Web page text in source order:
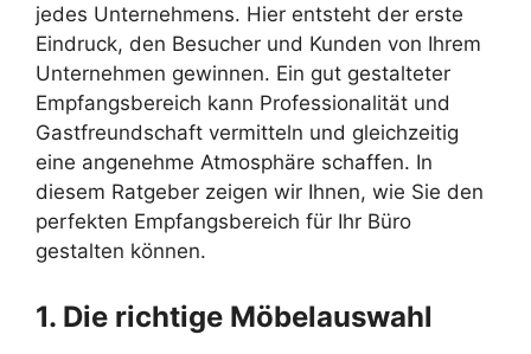
jedes Unternehmens. Hier entsteht der erste
Eindruck, den Besucher und Kunden von Ihrem
Unternehmen gewinnen. Ein gut gestalteter
Empfangsbereich kann Professionalität und
Gastfreundschaft vermitteln und gleichzeitig
eine angenehme Atmosphäre schaffen. In
diesem Ratgeber zeigen wir Ihnen, wie Sie den
perfekten Empfangsbereich für Ihr Büro
gestalten können.
1. Die richtige Möbelauswahl